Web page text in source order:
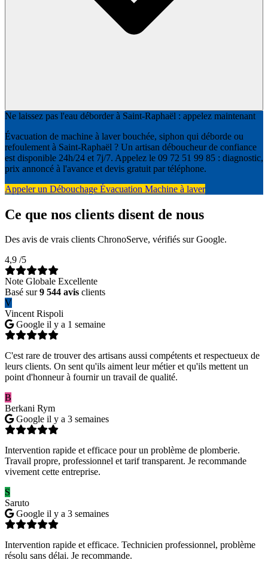
Ne laissez pas l'eau déborder à Saint-Raphaël : appelez maintenant
Évacuation de machine à laver bouchée, siphon qui déborde ou
refoulement à Saint-Raphaël ? Un artisan déboucheur de confiance
est disponible 24h/24 et 7j/7. Appelez le 09 72 51 99 85 : diagnostic,
prix annoncé à l'avance et devis gratuit par téléphone.
Appeler un Débouchage Évacuation Machine à laver
Ce que nos clients disent de nous
Des avis de vrais clients ChronoServe, vérifiés sur Google.
4,9 /5
Note Globale Excellente
Basé sur9 544 avis clients
V
Vincent Rispoli
Google il y a 1 semaine
C'est rare de trouver des artisans aussi compétents et respectueux de
leurs clients. On sent qu'ils aiment leur métier et qu'ils mettent un
point d'honneur à fournir un travail de qualité.
B
Berkani Rym
Google il y a 3 semaines
Intervention rapide et efficace pour un problème de plomberie.
Travail propre, professionnel et tarif transparent. Je recommande
vivement cette entreprise.
S
Saruto
Google il y a 3 semaines
Intervention rapide et efficace. Technicien professionnel, problème
résolu sans délai. Je recommande.